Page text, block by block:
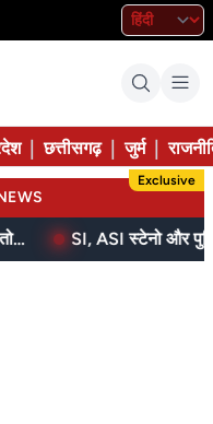
छत्तीसगढ़ जुर्म
Exclusive